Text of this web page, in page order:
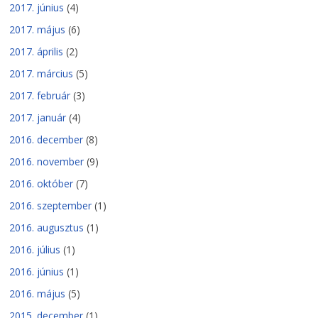
2017. június (4)
2017. május (6)
2017. április (2)
2017. március (5)
2017. február (3)
2017. január (4)
2016. december (8)
2016. november (9)
2016. október (7)
2016. szeptember (1)
2016. augusztus (1)
2016. július (1)
2016. június (1)
2016. május (5)
2015. december (1)